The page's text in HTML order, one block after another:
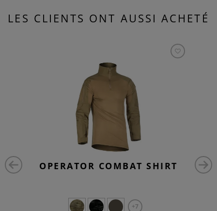
LES CLIENTS ONT AUSSI ACHETÉ
OPERATOR COMBAT SHIRT
+7